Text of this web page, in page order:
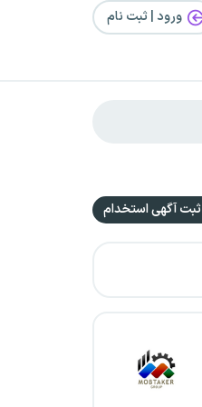
ورود | ثبت‌ نام
ثبت آگهی استخدام